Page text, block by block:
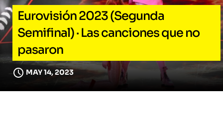
Eurovisión 2023 (Segunda
Semifinal) · Las canciones que no
pasaron
MAY 14, 2023